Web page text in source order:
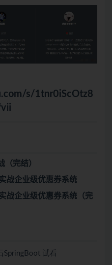
s/1tnr0iScOtz8
（完结）
战企业级优惠券系统
战企业级优惠券系统（完
SpringBoot 试看